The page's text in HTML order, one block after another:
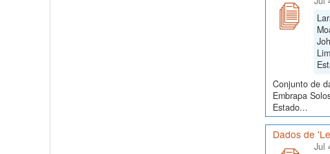
Conjunto de
Embrapa
Estado...
Dados de
Jul